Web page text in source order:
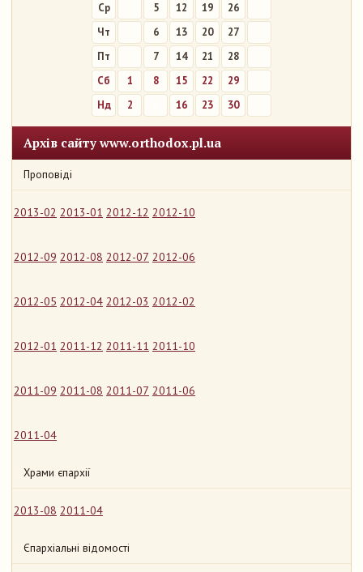
Ср
5 12 19
26
Чт
6 13 20
27
Пт
7 14 21
28
Сб
1 8 15 22
29
Нд
2 16 23 30
Архів сайту www.orthodox.pl.ua
Проповіді
2013-02 2013-01 2012-12 2012-10
2012-09 2012-08 2012-07 2012-06
2012-05 2012-04 2012-03 2012-02
2012-01 2011-12 2011-11 2011-10
2011-09 2011-08 2011-07 2011-06
2011-04
Храми єпархії
2013-08 2011-04
Єпархіальні відомості